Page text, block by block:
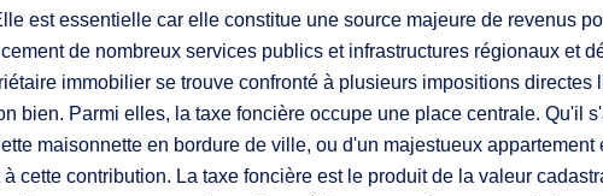
est essentielle car elle constitue une source majeure de revenus
de nombreux services publics et infrastructures régionaux et
immobilier se trouve confronté à plusieurs impositions
bien. Parmi elles, la taxe foncière occupe une place centrale. Qu'il
maisonnette en bordure de ville, ou d'un majestueux
à cette contribution. La taxe foncière est le produit de la valeur